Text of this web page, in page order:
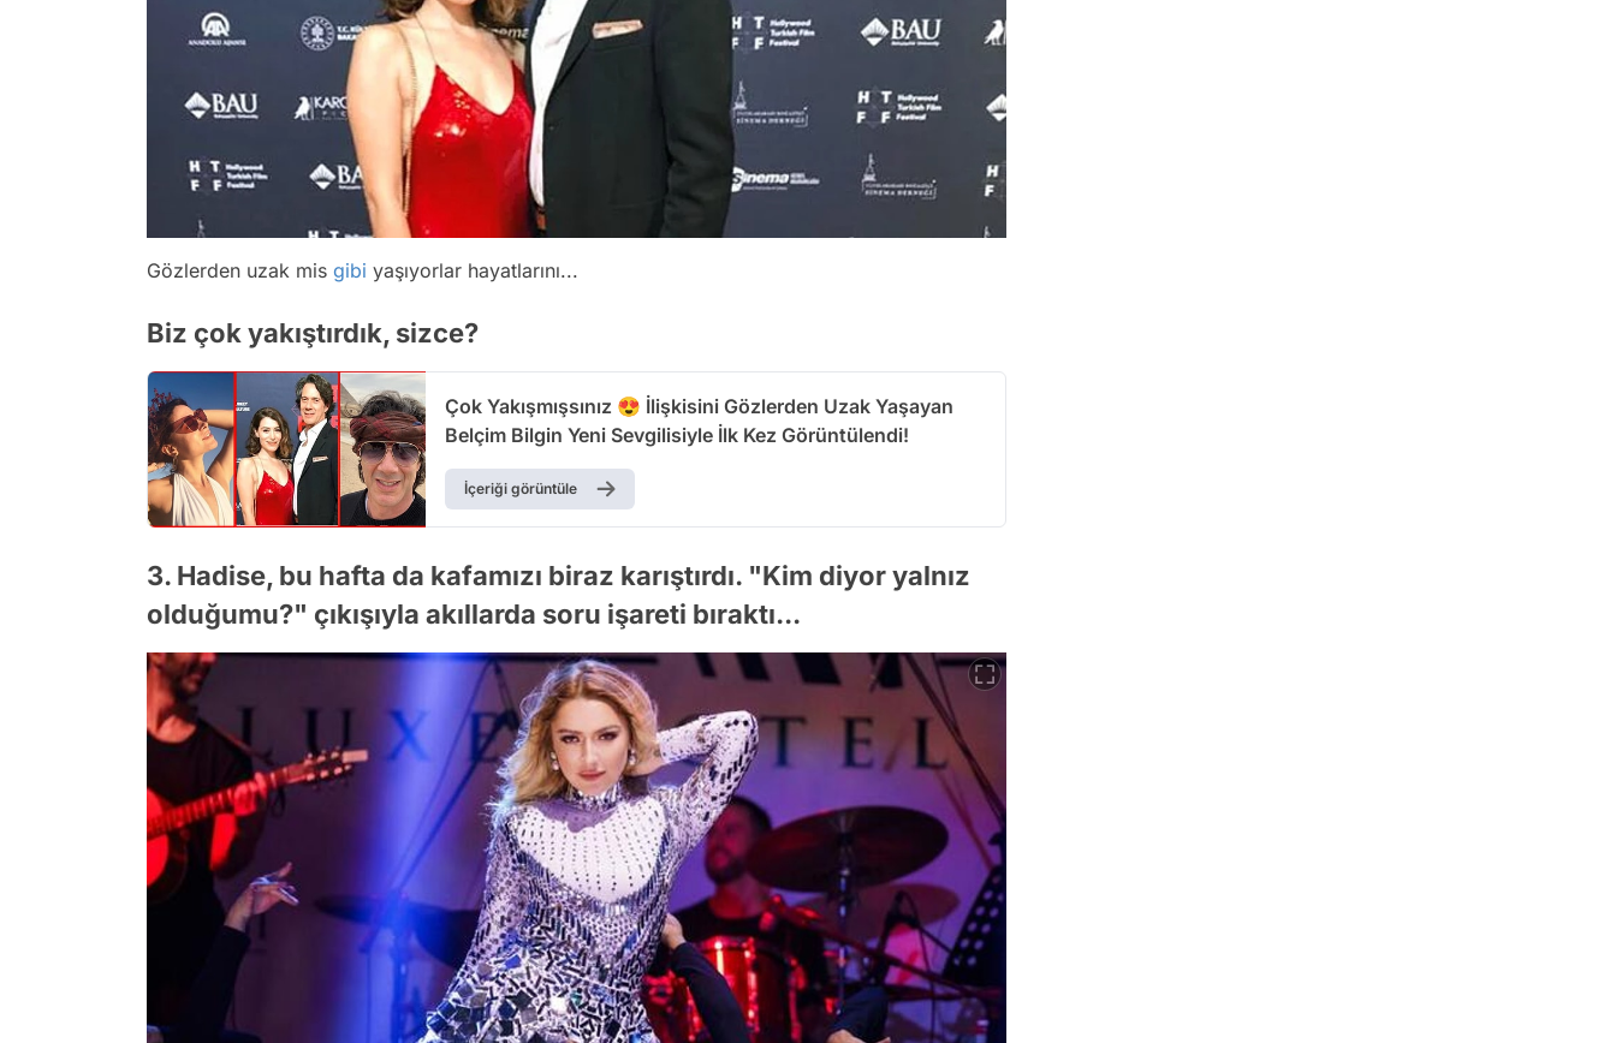
Gözlerden uzak mis gibi yaşıyorlar hayatlarını...
Biz çok yakıştırdık, sizce?
Çok Yakışmışsınız 😍 İlişkisini Gözlerden Uzak Yaşayan
Belçim Bilgin Yeni Sevgilisiyle İlk Kez Görüntülendi!
İçeriği görüntüle
3. Hadise, bu hafta da kafamızı biraz karıştırdı. "Kim diyor yalnız
olduğumu?" çıkışıyla akıllarda soru işareti bıraktı...